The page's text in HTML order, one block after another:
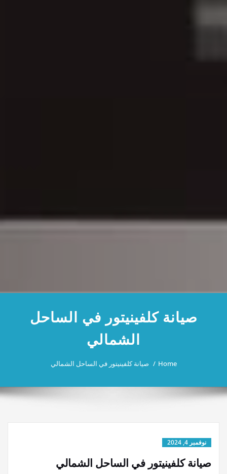
صيانة كلفينيتور في الساحل
الشمالي
Home صيانة كلفينيتور في الساحل الشمالي
نوفمبر 4, 2024
صيانة كلفينيتور في الساحل الشمالي